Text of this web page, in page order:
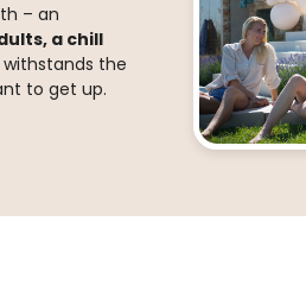
– an
a chill
the
to get up.